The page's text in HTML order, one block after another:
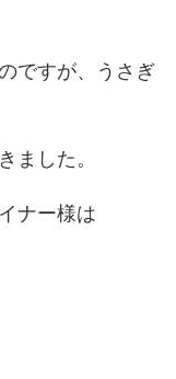
ですが、うさぎ
ました。
ナー様は